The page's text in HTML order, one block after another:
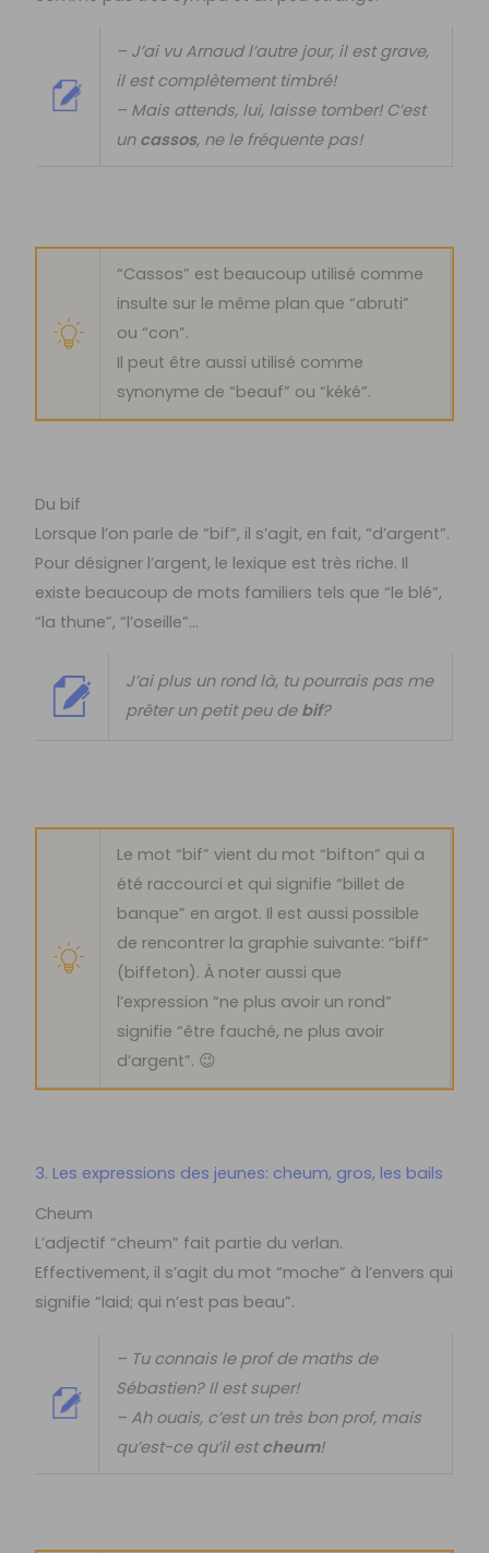
– J’ai vu Arnaud l’autre jour, il est grave,
il est complètement timbré!
– Mais attends, lui, laisse tomber! C’est
un cassos, ne le fréquente pas!
“Cassos” est beaucoup utilisé comme
insulte sur le même plan que “abruti”
ou “con”.
Il peut être aussi utilisé comme
synonyme de “beauf” ou “kéké”.
Du bif
Lorsque l’on parle de “bif”, il s’agit, en fait, “d’argent”.
Pour désigner l’argent, le lexique est très riche. Il
existe beaucoup de mots familiers tels que “le blé”,
“la thune”, “l’oseille”…
J’ai plus un rond là, tu pourrais pas me
prêter un petit peu de bif?
Le mot “bif” vient du mot “bifton” qui a
été raccourci et qui signifie “billet de
banque” en argot. Il est aussi possible
de rencontrer la graphie suivante: “biff”
(biffeton). À noter aussi que
l’expression “ne plus avoir un rond”
signifie “être fauché, ne plus avoir
d’argent”. 😉
3. Les expressions des jeunes: cheum, gros, les bails
Cheum
L’adjectif “cheum” fait partie du verlan.
Effectivement, il s’agit du mot “moche” à l’envers qui
signifie “laid; qui n’est pas beau”.
– Tu connais le prof de maths de
Sébastien? Il est super!
– Ah ouais, c’est un très bon prof, mais
qu’est-ce qu’il estcheum!